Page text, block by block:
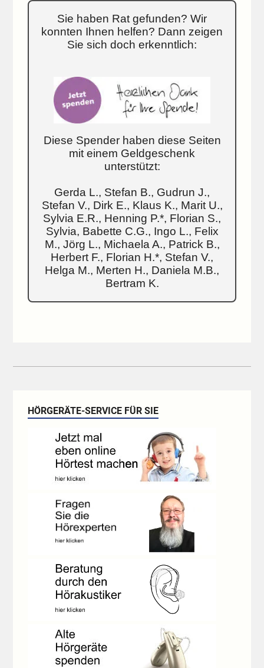
Sie haben Rat gefunden? Wir
konnten Ihnen helfen? Dann zeigen
Sie sich doch erkenntlich:
Diese Spender haben diese Seiten
mit einem Geldgeschenk
unterstützt:
Gerda L., Stefan B., Gudrun J.,
Stefan V., Dirk E., Klaus K., Marit U.,
Sylvia E.R., Henning P.*, Florian S.,
Sylvia, Babette C.G., Ingo L., Felix
M., Jörg L., Michaela A., Patrick B.,
Herbert F., Florian H.*, Stefan V.,
Helga M., Merten H., Daniela M.B.,
Bertram K.
HÖRGERÄTE-SERVICE FÜR SIE